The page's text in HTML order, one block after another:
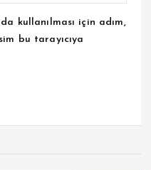
kullanılması için adım,
bu tarayıcıya